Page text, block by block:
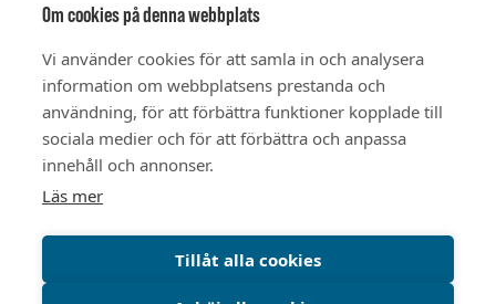
Om cookies på denna webbplats
Vi använder cookies för att samla in och analysera
information om webbplatsens prestanda och
användning, för att förbättra funktioner kopplade till
sociala medier och för att förbättra och anpassa
innehåll och annonser.
Läs mer
Tillåt alla cookies
Sportfiskarna
Om oss
Stöd oss